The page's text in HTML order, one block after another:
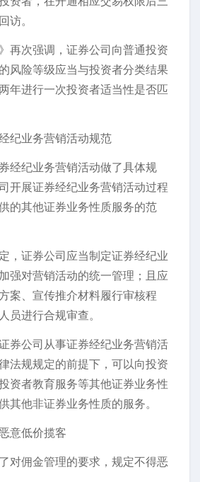
访。
再次强调，证券公司向普通投资
风险等级应当与投资者分类结果
年进行一次投资者适当性是否匹
纪业务营销活动规范
经纪业务营销活动做了具体规
开展证券经纪业务营销活动过程
的其他证券业务性质服务的范
，证券公司应当制定证券经纪业
强对营销活动的统一管理；且应
案、宣传推介材料履行审核程
员进行合规审查。
券公司从事证券经纪业务营销活
法规规定的前提下，可以向投资
资者教育服务等其他证券业务性
其他非证券业务性质的服务。
意低价揽客
对佣金管理的要求，规定不得恶